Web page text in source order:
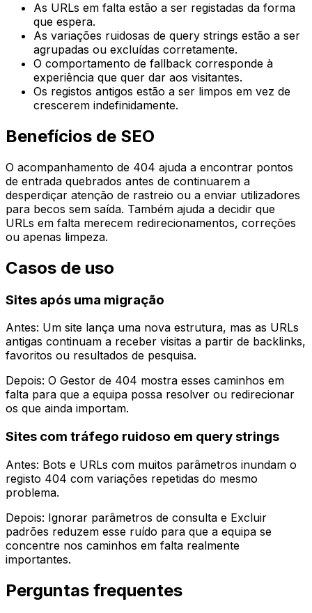
As URLs em falta estão a ser registadas da forma
que espera.
As variações ruidosas de query strings estão a ser
agrupadas ou excluídas corretamente.
O comportamento de fallback corresponde à
experiência que quer dar aos visitantes.
Os registos antigos estão a ser limpos em vez de
crescerem indefinidamente.
Benefícios de SEO
O acompanhamento de 404 ajuda a encontrar pontos
de entrada quebrados antes de continuarem a
desperdiçar atenção de rastreio ou a enviar utilizadores
para becos sem saída. Também ajuda a decidir que
URLs em falta merecem redirecionamentos, correções
ou apenas limpeza.
Casos de uso
Sites após uma migração
Antes: Um site lança uma nova estrutura, mas as URLs
antigas continuam a receber visitas a partir de backlinks,
favoritos ou resultados de pesquisa.
Depois: O Gestor de 404 mostra esses caminhos em
falta para que a equipa possa resolver ou redirecionar
os que ainda importam.
Sites com tráfego ruidoso em query strings
Antes: Bots e URLs com muitos parâmetros inundam o
registo 404 com variações repetidas do mesmo
problema.
Depois: Ignorar parâmetros de consulta e Excluir
padrões reduzem esse ruído para que a equipa se
concentre nos caminhos em falta realmente
importantes.
Perguntas frequentes